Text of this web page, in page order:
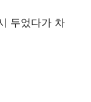
두었다가 차